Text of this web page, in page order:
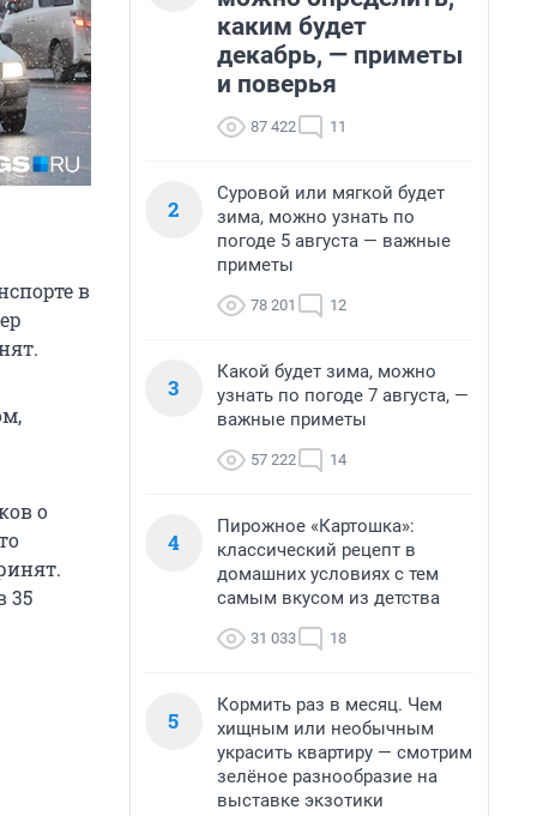
в
о
35
каким будет
декабрь, — приметы
и поверья
87 422 11
2
Суровой или мягкой будет
зима, можно узнать по
погоде 5 августа — важные
приметы
78 201 12
3
Какой будет зима, можно
узнать по погоде 7 августа, —
важные приметы
57 222 14
4
Пирожное «Картошка»:
классический рецепт в
домашних условиях с тем
самым вкусом из детства
31 033 18
5
Кормить раз в месяц. Чем
хищным или необычным
украсить квартиру — смотрим
зелёное разнообразие на
выставке экзотики